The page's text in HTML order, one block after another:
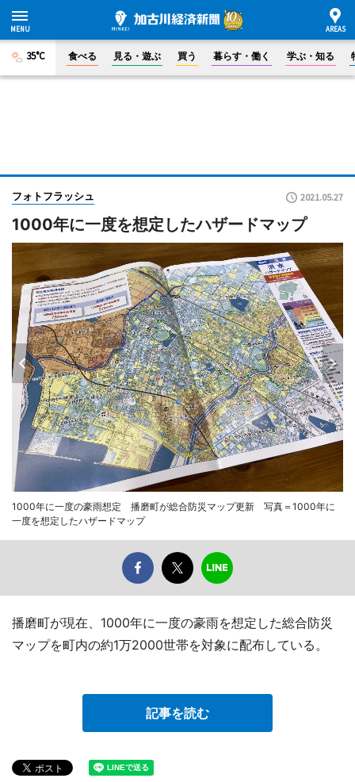
35°C 食べる 見る・遊ぶ 買う 暮らす・働く 学ぶ・知る
フォトフラッシュ 2021.05.27
1000年に一度を想定したハザードマップ
1000年に一度の豪雨想定 播磨町が総合防災マップ更新 写真＝1000年に
一度を想定したハザードマップ
播磨町が現在、1000年に一度の豪雨を想定した総合防災
マップを町内の約1万2000世帯を対象に配布している。
記事を読む